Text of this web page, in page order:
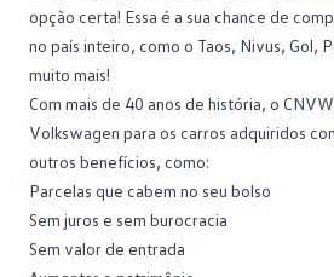
opção certa! Essa é a sua chance de
no país inteiro, como o Taos, Nivus, Gol,
muito mais!
Com mais de 40 anos de história, o
Volkswagen para os carros adquiridos
outros benefícios, como:
Parcelas que cabem no seu bolso
Sem juros e sem burocracia
Sem valor de entrada